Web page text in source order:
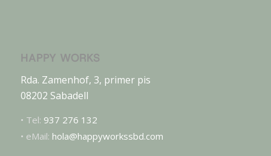
HAPPY WORKS
Rda. Zamenhof, 3, primer pis
08202 Sabadell
• Tel: 937 276 132
• eMail: hola@happyworkssbd.com